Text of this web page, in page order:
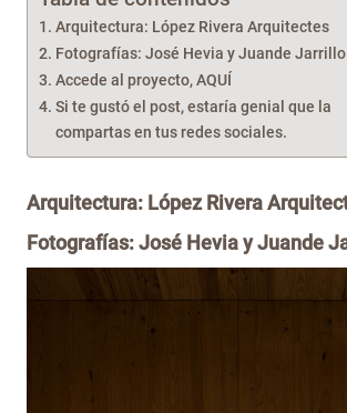
Arquitectura: López Rivera Arquitectes
Fotografías: José Hevia y Juande Jarrillo
Accede al proyecto, AQUÍ
Si te gustó el post, estaría genial que la
compartas en tus redes sociales.
Arquitectura: López Rivera
Fotografías:José Heviay Juande